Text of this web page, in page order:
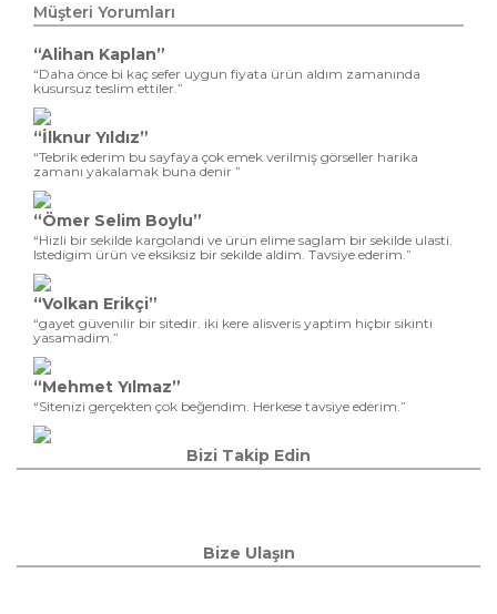
Müşteri Yorumları
“Alihan Kaplan”
“Daha önce bi kaç sefer uygun fiyata ürün aldım zamanında
kusursuz teslim ettiler.”
“İlknur Yıldız”
“Tebrik ederim bu sayfaya çok emek verilmiş görseller harika
zamanı yakalamak buna denir ”
“Ömer Selim Boylu”
“Hizli bir sekilde kargolandi ve ürün elime saglam bir sekilde ulasti.
Istedigim ürün ve eksiksiz bir sekilde aldim. Tavsiye ederim.”
“Volkan Erikçi”
“gayet güvenilir bir sitedir. iki kere alisveris yaptim hiçbir sikinti
yasamadim.”
“Mehmet Yılmaz”
“Sitenizi gerçekten çok beğendim. Herkese tavsiye ederim.”
Bizi Takip Edin
Bize Ulaşın